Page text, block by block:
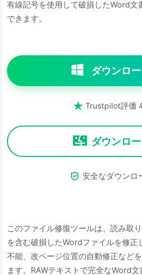
有線記号を使用して破損したWord文
できます。
ダウンロ
 Trustpilot評価
ダウンロ
 安全なダウンロ
このファイル修復ツールは、読み取
を含む破損したWordファイルを修正
不能、改ページ位置の自動修正など
ます。RAWテキストで完全なWord